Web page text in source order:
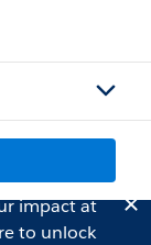
impact at
to unlock